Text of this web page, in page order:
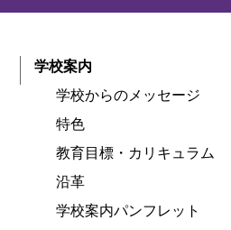
学校案内
学校からのメッセージ
特色
教育目標・カリキュラム
沿革
学校案内パンフレット